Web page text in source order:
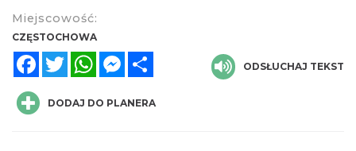
Miejscowość:
CZĘSTOCHOWA
FacebookTwitterWhatsAppMessenger
ODSŁUCHAJ TEKST
DODAJ DO PLANERA